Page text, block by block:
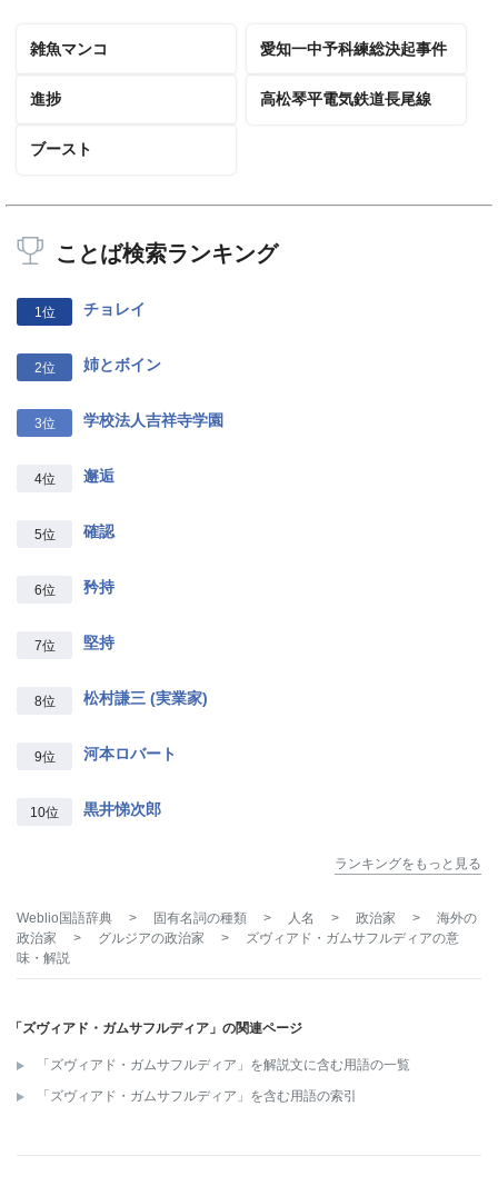
雑魚マンコ 愛知一中予科練総決起事件
進捗 高松琴平電気鉄道長尾線
ブースト
ことば検索ランキング
1位 チョレイ
2位 姉とボイン
3位 学校法人吉祥寺学園
4位 邂逅
5位 確認
6位 矜持
7位 堅持
8位 松村謙三 (実業家)
9位 河本ロバート
10位 黒井悌次郎
ランキングをもっと見る
Weblio国語辞典 > 固有名詞の種類 > 人名 > 政治家 >
海外の
政治家
> グルジアの政治家 > ズヴィアド・ガムサフルディアの意
味・解説
「ズヴィアド・ガムサフルディア」の関連ページ
「ズヴィアド・ガムサフルディア」を解説文に含む用語の一覧
「ズヴィアド・ガムサフルディア」を含む用語の索引